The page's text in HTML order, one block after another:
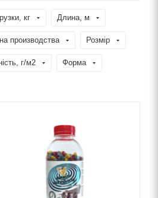
кг Длина, м
производства Розмір
г/м2 Форма